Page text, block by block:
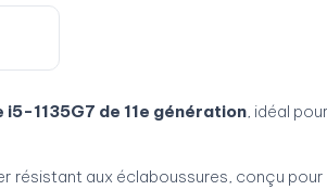
i5-1135G7 de 11e génération, idéal
résistant aux éclaboussures, conçu